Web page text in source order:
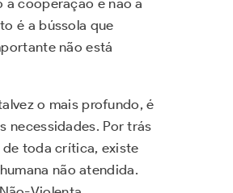
à cooperação e não à
é a bússola que
não está
o mais profundo, é
necessidades. Por trás
toda crítica, existe
não atendida.